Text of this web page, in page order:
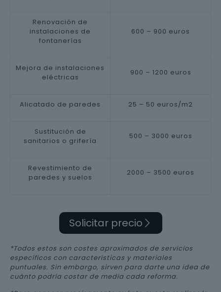
Renovación de
instalaciones de
fontanerías
600 – 900 euros
Mejora de instalaciones
eléctricas
900 – 1200 euros
Alicatado de paredes 25 – 50 euros/m2
Sustitución de
sanitarios o grifería
500 – 3000 euros
Revestimiento de
paredes y suelos
2000 – 3500 euros
Solicitar precio
*Todos estos son costes aproximados de servicios
específicos con características y materiales
puntuales. Sin embargo, sirven para darte una idea de
cuánto podría costar de media cada reforma.